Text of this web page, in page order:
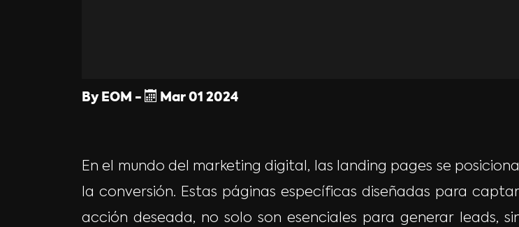
By EOM - Mar 01 2024
En el mundo del marketing digital, las landing pages se
la conversión. Estas páginas específicas diseñadas para
acción deseada, no solo son esenciales para generar leads,